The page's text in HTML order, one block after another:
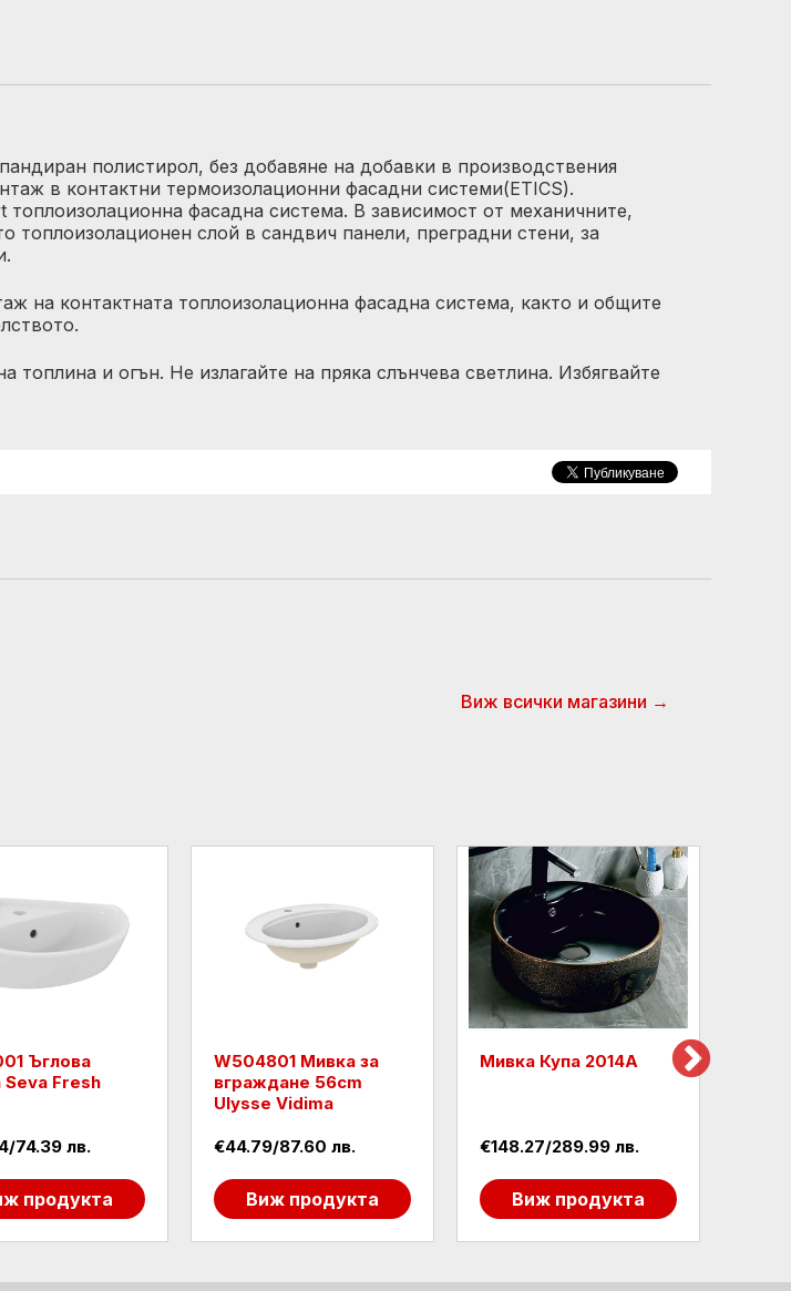
полистирол, без добавяне на добавки в производствения
в контактни термоизолационни фасадни системи(ETICS).
фасадна система. В зависимост от механичните,
топлоизолационен слой в сандвич панели, преградни стени, за
на контактната топлоизолационна фасадна система, както и общите
и огън. Не излагайте на пряка слънчева светлина. Избягвайте
Виж всички магазини →
Ъглова
Seva Fresh
74.39 лв.
продукта
W504801 Мивка за
вграждане 56cm
Ulysse Vidima
€44.79/87.60 лв.
Виж продукта
Мивка Купа 2014А
€148.27/289.99 лв.
Виж продукта